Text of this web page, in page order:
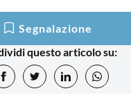
Segnalazione
questo articolo su: